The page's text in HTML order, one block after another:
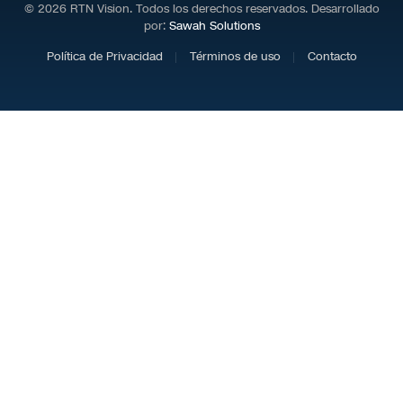
© 2026 RTN Vision. Todos los derechos reservados. Desarrollado
por: Sawah Solutions
Política de Privacidad
Términos de uso Contacto